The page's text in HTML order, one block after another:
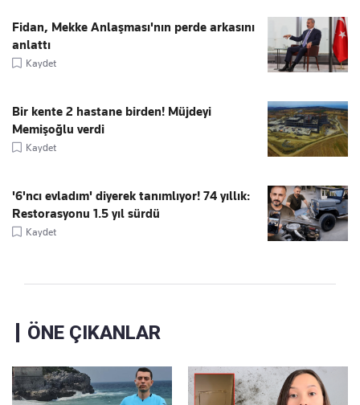
Fidan, Mekke Anlaşması'nın perde arkasını
anlattı
Kaydet
Bir kente 2 hastane birden! Müjdeyi
Memişoğlu verdi
Kaydet
'6'ncı evladım' diyerek tanımlıyor! 74 yıllık:
Restorasyonu 1.5 yıl sürdü
Kaydet
ÖNE ÇIKANLAR